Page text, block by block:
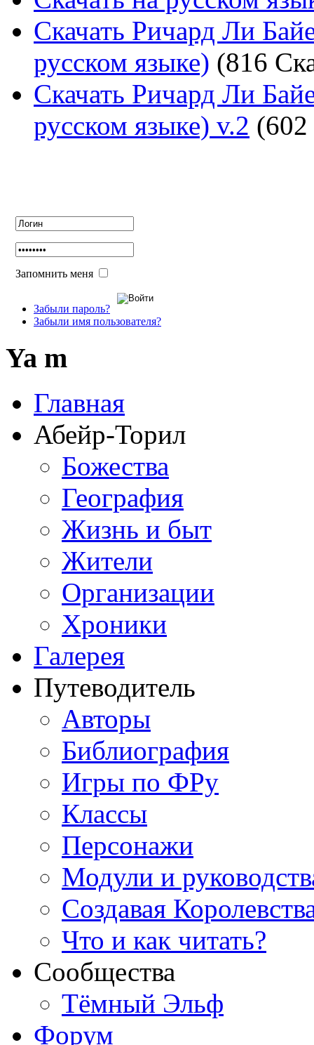
Скачать Ричард Ли
русском языке) (816
Скачать Ричард Ли
русском языке) v.2 (602
Запомнить меня
Забыли пароль?
Забыли имя пользователя?
Ya m
Главная
Абейр-Торил
Божества
География
Жизнь и быт
Жители
Организации
Хроники
Галерея
Путеводитель
Авторы
Библиография
Игры по ФРу
Классы
Персонажи
Модули и
Создавая
Что и как читать?
Сообщества
Тёмный Эльф
Форум